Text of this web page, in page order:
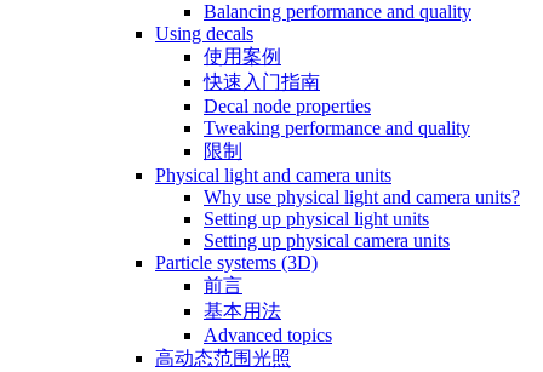
Balancing performance and quality
Using decals
使用案例
快速入门指南
Decal node properties
Tweaking performance and quality
限制
Physical light and camera units
Why use physical light and camera units?
Setting up physical light units
Setting up physical camera units
Particle systems (3D)
前言
基本用法
Advanced topics
高动态范围光照